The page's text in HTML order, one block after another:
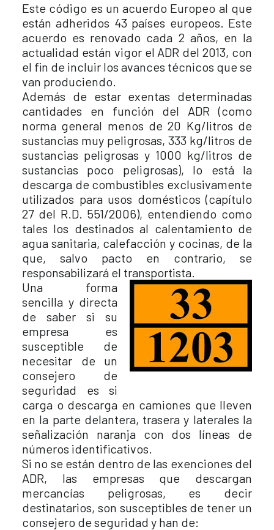
Este código es un acuerdo Europeo al que
están adheridos 43 países europeos. Este
acuerdo es renovado cada 2 años, en la
actualidad están vigor el ADR del 2013, con
el fin de incluir los avances técnicos que se
van produciendo.
Además de estar exentas determinadas
cantidades en función del ADR (como
norma general menos de 20 Kg/litros de
sustancias muy peligrosas, 333 kg/litros de
sustancias peligrosas y 1000 kg/litros de
sustancias poco peligrosas), lo está la
descarga de combustibles exclusivamente
utilizados para usos domésticos (capítulo
27 del R.D. 551/2006), entendiendo como
tales los destinados al calentamiento de
agua sanitaria, calefacción y cocinas, de la
que, salvo pacto en contrario, se
responsabilizará el transportista.
Una forma
sencilla y directa
de saber si su
empresa es
susceptible de
necesitar de un
consejero de
seguridad es si
carga o descarga en camiones que lleven
en la parte delantera, trasera y laterales la
señalización naranja con dos líneas de
números identificativos.
Si no se están dentro de las exenciones del
ADR, las empresas que descargan
mercancías peligrosas, es decir
destinatarios, son susceptibles de tener un
consejero de seguridad y han de: